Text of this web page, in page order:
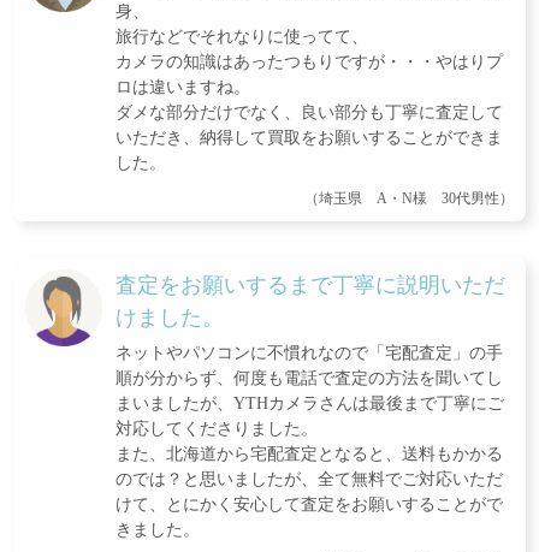
身、
旅行などでそれなりに使ってて、
カメラの知識はあったつもりですが・・・やはりプ
ロは違いますね。
ダメな部分だけでなく、良い部分も丁寧に査定して
いただき、納得して買取をお願いすることができま
した。
（埼玉県 A・N様 30代男性）
査定をお願いするまで丁寧に説明いただ
けました。
ネットやパソコンに不慣れなので「宅配査定」の手
順が分からず、何度も電話で査定の方法を聞いてし
まいましたが、YTHカメラさんは最後まで丁寧にご
対応してくださりました。
また、北海道から宅配査定となると、送料もかかる
のでは？と思いましたが、全て無料でご対応いただ
けて、とにかく安心して査定をお願いすることがで
きました。